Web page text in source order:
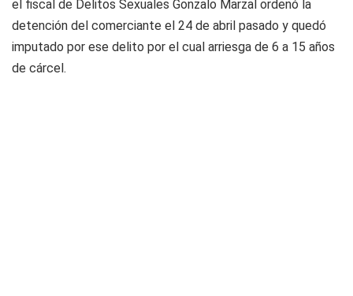
el fiscal de Delitos Sexuales Gonzalo Marzal ordenó la
detención del comerciante el 24 de abril pasado y quedó
imputado por ese delito por el cual arriesga de 6 a 15 años
de cárcel.